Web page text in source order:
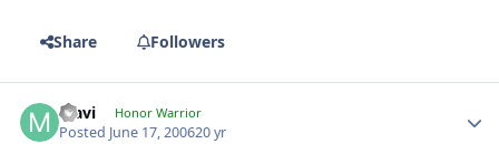
Share Followers
Mavi Honor Warrior
Posted June 17, 200620 yr